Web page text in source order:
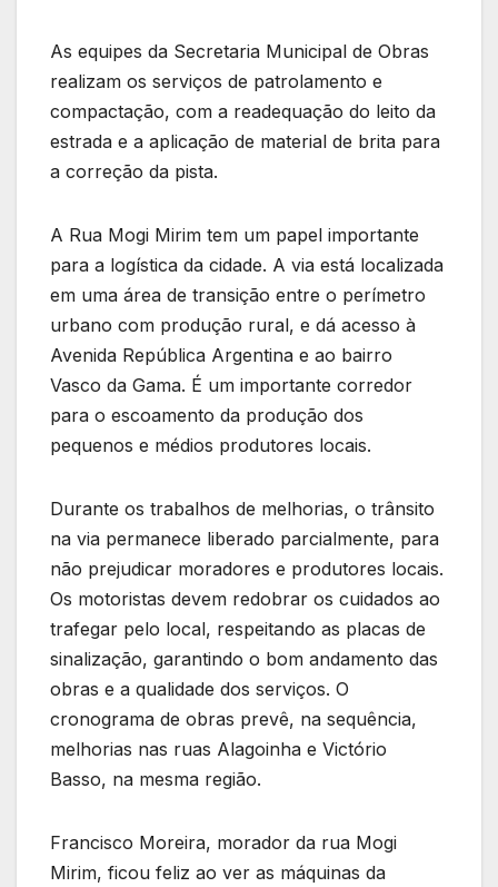
As equipes da Secretaria Municipal de Obras
realizam os serviços de patrolamento e
compactação, com a readequação do leito da
estrada e a aplicação de material de brita para
a correção da pista.
A Rua Mogi Mirim tem um papel importante
para a logística da cidade. A via está localizada
em uma área de transição entre o perímetro
urbano com produção rural, e dá acesso à
Avenida República Argentina e ao bairro
Vasco da Gama. É um importante corredor
para o escoamento da produção dos
pequenos e médios produtores locais.
Durante os trabalhos de melhorias, o trânsito
na via permanece liberado parcialmente, para
não prejudicar moradores e produtores locais.
Os motoristas devem redobrar os cuidados ao
trafegar pelo local, respeitando as placas de
sinalização, garantindo o bom andamento das
obras e a qualidade dos serviços. O
cronograma de obras prevê, na sequência,
melhorias nas ruas Alagoinha e Victório
Basso, na mesma região.
Francisco Moreira, morador da rua Mogi
Mirim, ficou feliz ao ver as máquinas da